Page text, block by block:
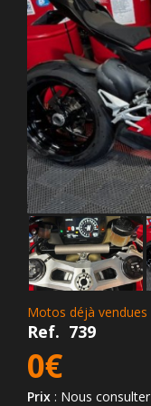
Motos déjà vendues
Ref. 739
0€
Prix : Nous consulter